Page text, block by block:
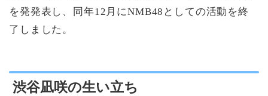
を発発表し、同年12月にNMB48としての活動を終
了しました。
渋谷凪咲の生い立ち